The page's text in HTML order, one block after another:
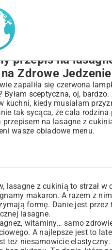
przepis na
Zdrowe Jedzenie
zapaliła się czerwona
sceptyczna, oj,
kiedy musiałam
tak sycąca, że cała rodzina
na lasagne z
wasze obiadowe menu.
lasagne z cukinią to strzał w
makaron. A razem z
formę. Danie jest
lasagne.
witaminy… samo
A najlepsze jest to
też niesamowicie